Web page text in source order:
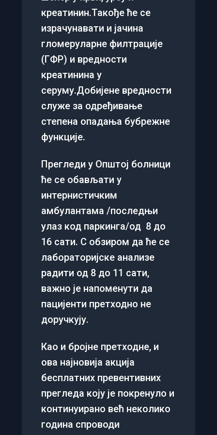
креатинин.Такође ће се
израчунавати и јачина
гломеруларне филтрације
(ГФР) и вредности
креатинина у
серуму.Добијене вредности
служе за одређивање
степена опадања бубрежне
функције.
Прегледи у Општој болници
ће се обављати у
интернистичким
амбулантама /последњи
улаз код паркинга/од 8 до
16 сати. С обзиром да ће се
лабораторијске анализе
радити од 8 до 11 сати,
важно је напоменути да
пацијенти претходно не
доручкују.
Као и бројне претходне, и
ова најновија акција
бесплатних превентивних
прегледа коју је покренуло и
континуирано већ неколико
година спроводи